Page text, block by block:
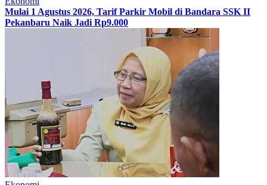
Mulai 1 Agustus 2026, Tarif Parkir Mobil di Bandara SSK II
Pekanbaru Naik Jadi Rp9.000